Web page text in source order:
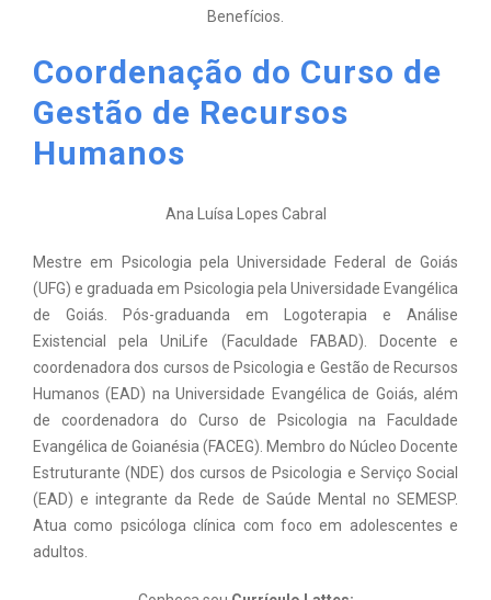
Benefícios.
Coordenação do Curso de
Gestão de Recursos
Humanos
Ana Luísa Lopes Cabral
Mestre em Psicologia pela Universidade Federal de Goiás
(UFG) e graduada em Psicologia pela Universidade Evangélica
de Goiás. Pós-graduanda em Logoterapia e Análise
Existencial pela UniLife (Faculdade FABAD). Docente e
coordenadora dos cursos de Psicologia e Gestão de Recursos
Humanos (EAD) na Universidade Evangélica de Goiás, além
de coordenadora do Curso de Psicologia na Faculdade
Evangélica de Goianésia (FACEG). Membro do Núcleo Docente
Estruturante (NDE) dos cursos de Psicologia e Serviço Social
(EAD) e integrante da Rede de Saúde Mental no SEMESP.
Atua como psicóloga clínica com foco em adolescentes e
adultos.